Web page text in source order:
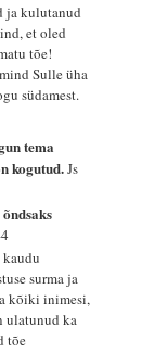
ja kulutanud
et oled
tõe!
Sulle üha
südamest.
tema
kogutud.Js
surma ja
kõiki inimesi,
ulatunud ka
tõe